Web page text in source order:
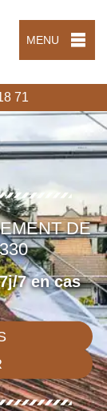
MENU
71
DE
7 en cas